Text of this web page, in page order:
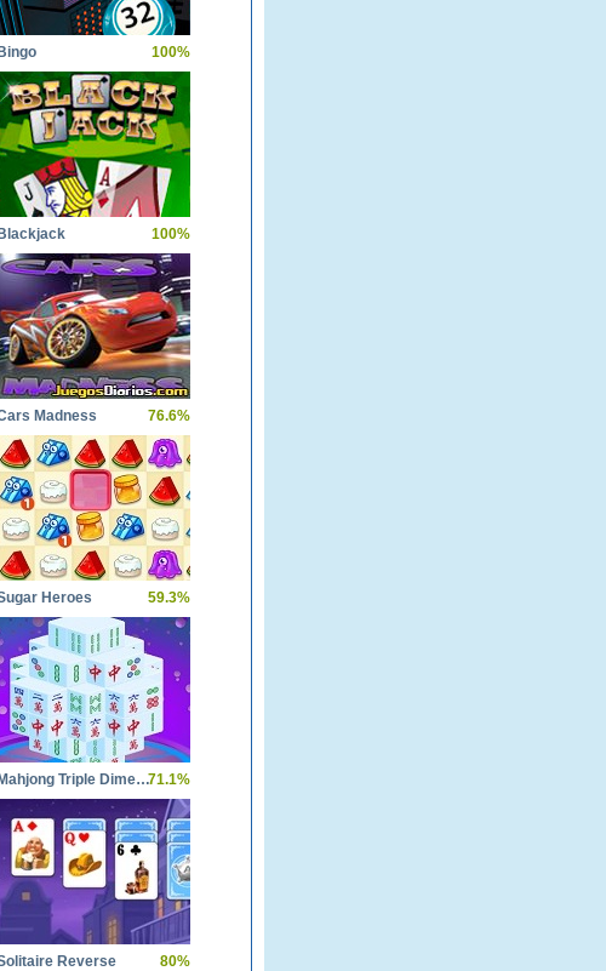
Bingo 100%
Blackjack 100%
Madness 76.6%
Heroes 59.3%
Mahjong Triple Dimensions71.1%
Reverse 80%